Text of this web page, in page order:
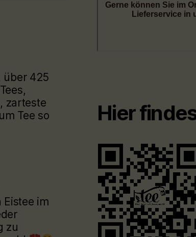
über 425
zarteste
Tee so
im
zu
Hier